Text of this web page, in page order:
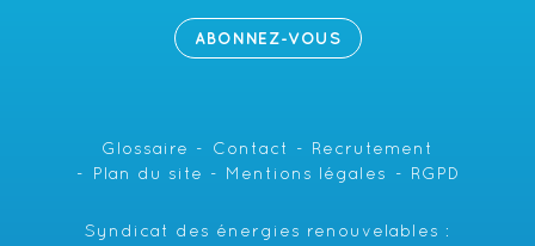
ABONNEZ-VOUS
Glossaire Contact
Recrutement
Plan du site
Mentions légales RGPD
Syndicat des énergies renouvelables :